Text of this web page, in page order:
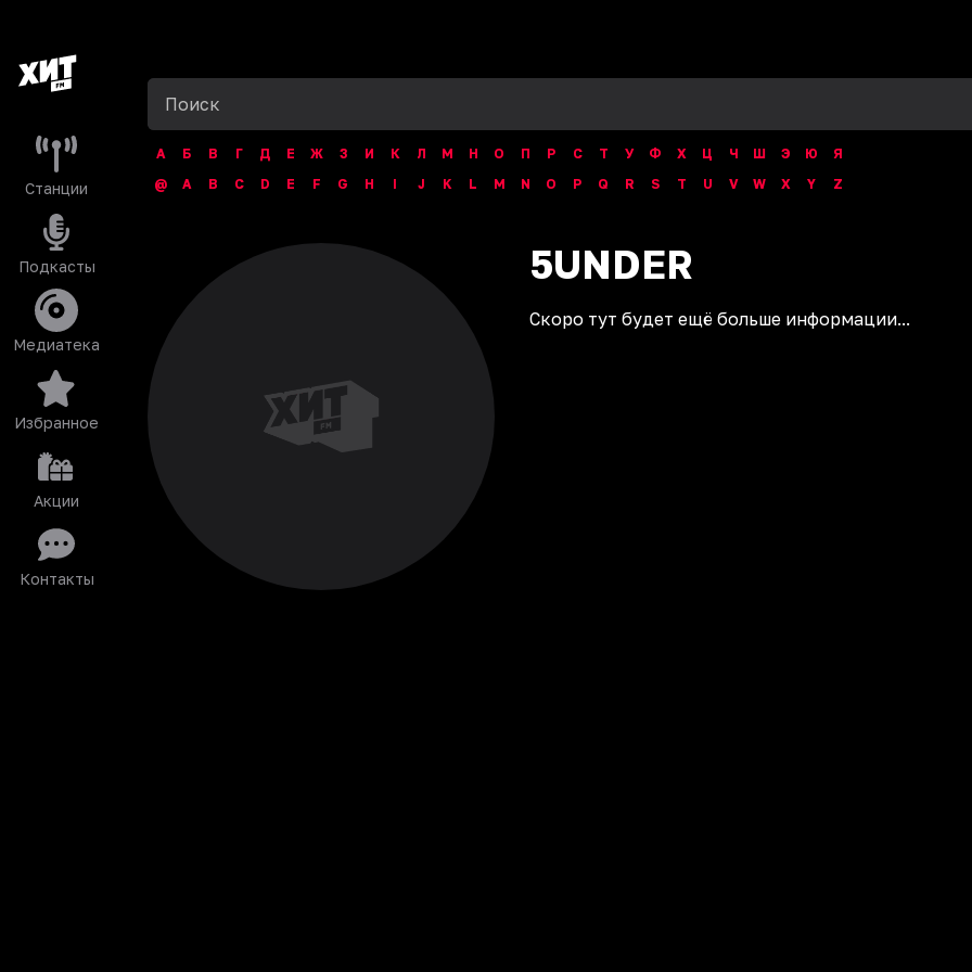
Станции
Подкасты
Медиатека
Избранное
Акции
Контакты
А Б В Г Д Е Ж З И К Л М Н О П Р С Т У Ф Х Ц Ч Ш Э Ю
Я
@
A B C D E F G H I J K L M N O P Q R S T U V W X Y Z
5UNDER
Скоро тут будет ещё больше информации...